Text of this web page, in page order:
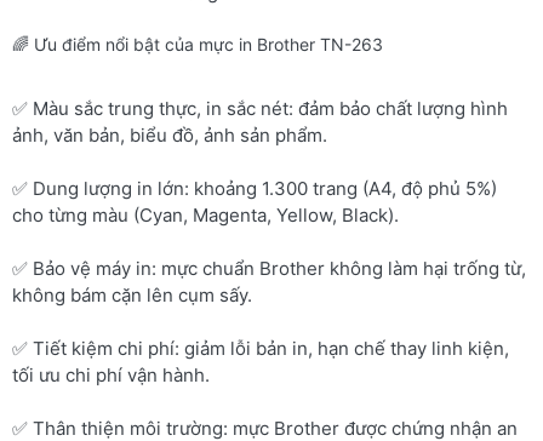
🌈 Ưu điểm nổi bật của mực in Brother TN-263
✅ Màu sắc trung thực, in sắc nét: đảm bảo chất lượng hình
ảnh, văn bản, biểu đồ, ảnh sản phẩm.
✅ Dung lượng in lớn: khoảng 1.300 trang (A4, độ phủ 5%)
cho từng màu (Cyan, Magenta, Yellow, Black).
✅ Bảo vệ máy in: mực chuẩn Brother không làm hại trống từ,
không bám cặn lên cụm sấy.
✅ Tiết kiệm chi phí: giảm lỗi bản in, hạn chế thay linh kiện,
tối ưu chi phí vận hành.
✅ Thân thiện môi trường: mực Brother được chứng nhận an